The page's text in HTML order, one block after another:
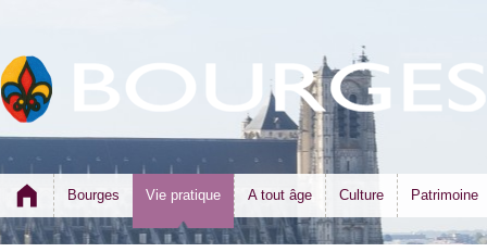
Bourges Vie pratique A tout âge Culture Patrimoine